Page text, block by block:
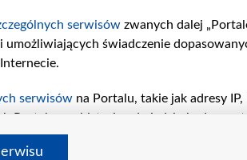
serwisów zwanych dalej
świadczenie
serwisów na Portalu, takie jak adresy
czy historia odwiedzin będą
przechowywania informacji na
tworzenia profilu